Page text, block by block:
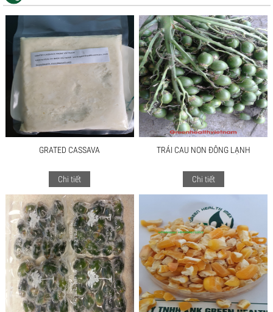
GRATED CASSAVA
Chi tiết
TRÁI CAU NON ĐÔNG LẠNH
Chi tiết